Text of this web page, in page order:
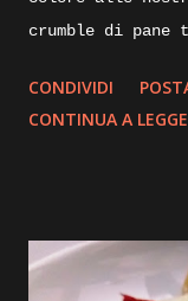
crumble di pane
impreziosire e
Ingredienti:
portiamola in
essere
CONDIVIDI
CONTINUA A